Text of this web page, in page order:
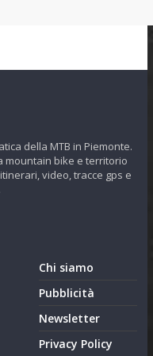
della MTB in Piemonte.
mountain bike e territorio
video, tracce gps e
Chi siamo
Pubblicità
Newsletter
Privacy Policy